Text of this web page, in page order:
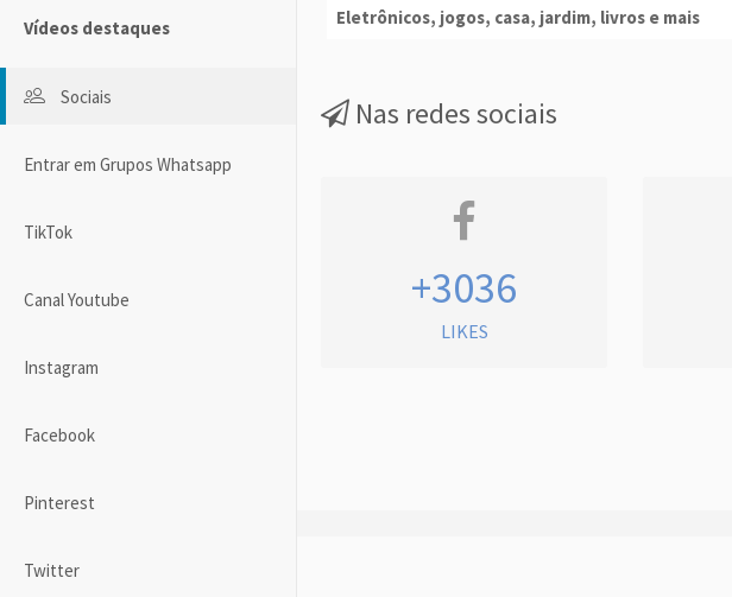
Vídeos destaques
Sociais
Entrar em Grupos Whatsapp
TikTok
Canal Youtube
Instagram
Facebook
Pinterest
Twitter
Eletrônicos, jogos, casa, jardim, livros e mais
Nas redes sociais
+3036
LIKES